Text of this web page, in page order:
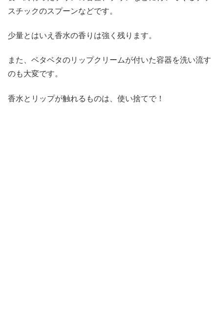
スチックのスプーンなどです。
少量とはいえ香水の香りは強く残ります。
また、ベタベタのリップクリームが付いた容器を洗い流す
のも大変です。
香水とリップが触れるものは、使い捨てで！